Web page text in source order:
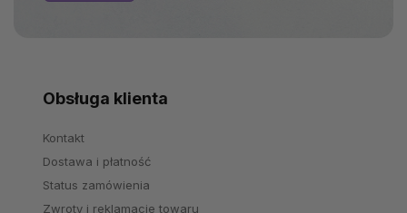
Obsługa klienta
Kontakt
Dostawa i płatność
Status zamówienia
Zwroty i reklamacje towaru